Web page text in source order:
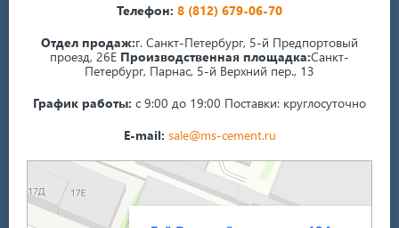
Телефон: 8 (812) 679-06-70
Отдел продаж:г. Санкт-Петербург, 5-й Предпортовый
проезд, 26Е Производственная площадка:Санкт-
Петербург, Парнас, 5-й Верхний пер., 13
График работы: с 9:00 до 19:00 Поставки: круглосуточно
E-mail: sale@ms-cement.ru
Санкт‑Петербург
5-й Верхний переулок, 13А на карте Санкт‑Петербурга — Яндекс Карты